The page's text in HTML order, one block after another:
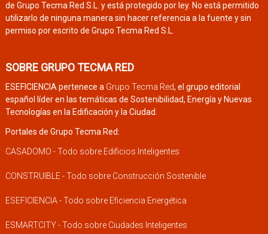
de Grupo Tecma Red S.L. y está protegido por ley. No está permitido
utilizarlo de ninguna manera sin hacer referencia a la fuente y sin
permiso por escrito de Grupo Tecma Red S.L.
SOBRE GRUPO TECMA RED
ESEFICIENCIA pertenece a Grupo Tecma Red, el grupo editorial
español líder en las temáticas de Sostenibilidad, Energía y Nuevas
Tecnologías en la Edificación y la Ciudad.
Portales de Grupo Tecma Red:
CASADOMO - Todo sobre Edificios Inteligentes
CONSTRUIBLE - Todo sobre Construcción Sostenible
ESEFICIENCIA - Todo sobre Eficiencia Energética
ESMARTCITY - Todo sobre Ciudades Inteligentes